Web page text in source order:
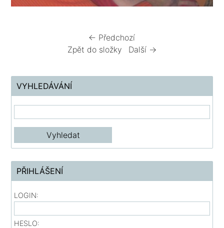
← Předchozí
Zpět do složky
Další →
VYHLEDÁVÁNÍ
PŘIHLÁŠENÍ
LOGIN:
HESLO: